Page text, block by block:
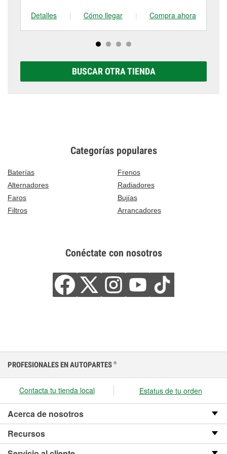
Detalles
| Cómo llegar | Compra ahora
BUSCAR OTRA TIENDA
Categorías populares
Baterías
Frenos
Alternadores
Radiadores
Faros
Bujías
Filtros
Arrancadores
Conéctate con nosotros
PROFESIONALES EN AUTOPARTES ®
Contacta tu tienda local Estatus de tu orden
Acerca de nosotros
Recursos